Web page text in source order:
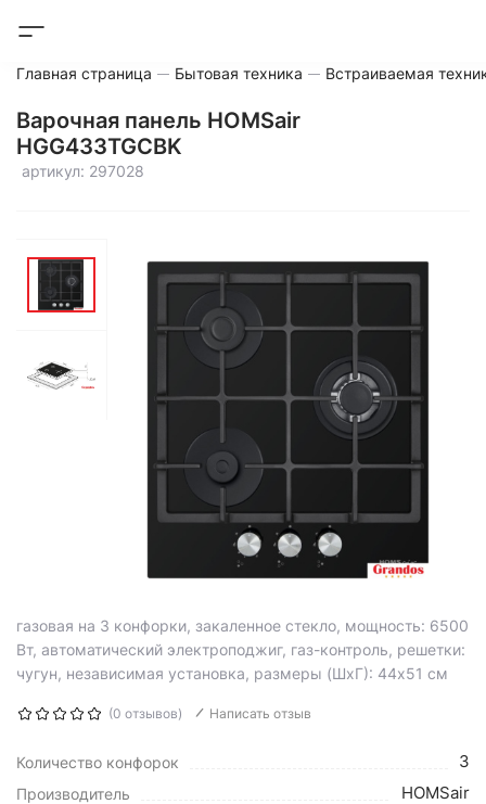
Главная страница Бытовая техника Встраиваемая
Варочная панель HOMSair
HGG433TGCBK
артикул: 297028
газовая на 3 конфорки, закаленное стекло, мощность: 6500
Вт, автоматический электроподжиг, газ-контроль, решетки:
чугун, независимая установка, размеры (ШхГ): 44x51 см
(0 отзывов) Написать отзыв
Количество конфорок 3
Производитель HOMSair